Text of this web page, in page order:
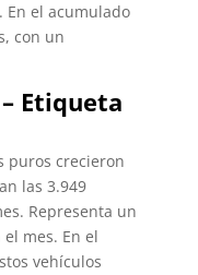
En el acumulado
con un
Etiqueta
puros crecieron
las 3.949
Representa un
mes. En el
vehículos